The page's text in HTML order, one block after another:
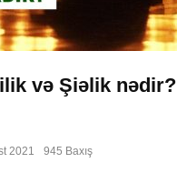
və Şiəlik nədir?
2021 945 Baxış